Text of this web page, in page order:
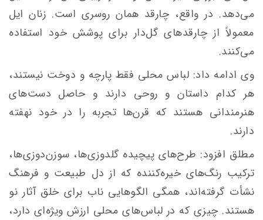
می‌دهد. در واقع، چارقد همان روسری است. زنان ایل
معمولاً از چارقدهای گل‌دار برای پوشش خود استفاده
می‌کنند.
وی ادامه داد: لباس محلی فقط پارچه و دوخت نیستند،
هر کدام داستان و روحی دارند و حاصل دست‌های
هنرمندانی هستند که قرن‌ها تجربه را در خود نهفته‌
دارند.
‌مطلق افزود: طرح‌های پیچیده‌ گلدوزی‌ها، سوزن‌دوزی‌ها،
ترکیب رنگ‌های خیره‌کننده که از دل طبیعت و فرهنگ
نشأت گرفته‌اند، همگی الگوهایی ناب برای خلق آثار نو
هستند. چیزی که در لباس‌های محلی ارزش ویژه‌ای دارد،